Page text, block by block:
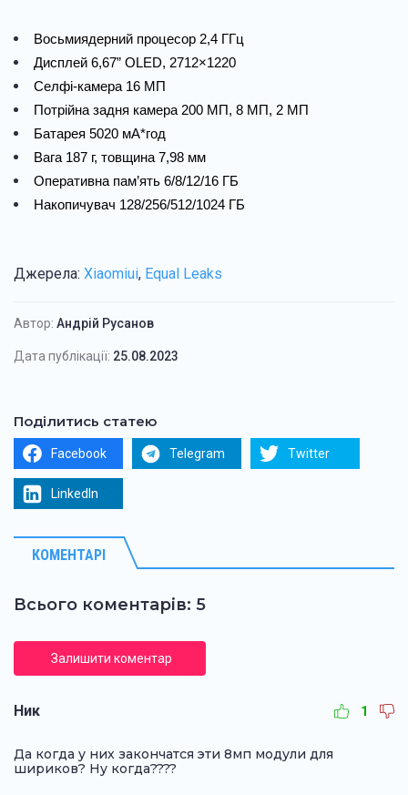
Восьмиядерний процесор 2,4 ГГц
Дисплей 6,67” OLED, 2712×1220
Селфі-камера 16 МП
Потрійна задня камера 200 МП, 8 МП, 2 МП
Батарея 5020 мА*год
Вага 187 г, товщина 7,98 мм
Оперативна пам’ять 6/8/12/16 ГБ
Накопичувач 128/256/512/1024 ГБ
Джерела: Xiaomiui, Equal Leaks
Автор: Андрій Русанов
Дата публікації: 25.08.2023
Поділитись статею
Facebook Telegram Twitter
LinkedIn
КОМЕНТАРІ
Всього коментарів: 5
Залишити коментар
Ник 1
Да когда у них закончатся эти 8мп модули для
шириков? Ну когда????